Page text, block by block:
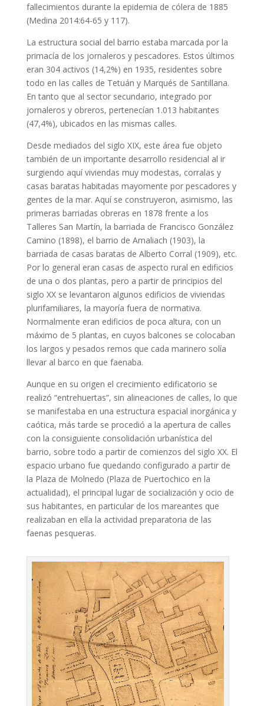
fallecimientos durante la epidemia de cólera de 1885
(Medina 2014:64-65 y 117).
La estructura social del barrio estaba marcada por la
primacía de los jornaleros y pescadores. Estos últimos
eran 304 activos (14,2%) en 1935, residentes sobre
todo en las calles de Tetuán y Marqués de Santillana.
En tanto que al sector secundario, integrado por
jornaleros y obreros, pertenecían 1.013 habitantes
(47,4%), ubicados en las mismas calles.
Desde mediados del siglo XIX, este área fue objeto
también de un importante desarrollo residencial al ir
surgiendo aquí viviendas muy modestas, corralas y
casas baratas habitadas mayomente por pescadores y
gentes de la mar. Aquí se construyeron, asimismo, las
primeras barriadas obreras en 1878 frente a los
Talleres San Martín, la barriada de Francisco González
Camino (1898), el barrio de Amaliach (1903), la
barriada de casas baratas de Alberto Corral (1909), etc.
Por lo general eran casas de aspecto rural en edificios
de una o dos plantas, pero a partir de principios del
siglo XX se levantaron algunos edificios de viviendas
plurifamiliares, la mayoría fuera de normativa.
Normalmente eran edificios de poca altura, con un
máximo de 5 plantas, en cuyos balcones se colocaban
los largos y pesados remos que cada marinero solía
llevar al barco en que faenaba.
Aunque en su origen el crecimiento edificatorio se
realizó “entrehuertas”, sin alineaciones de calles, lo que
se manifestaba en una estructura espacial inorgánica y
caótica, más tarde se procedió a la apertura de calles
con la consiguiente consolidación urbanística del
barrio, sobre todo a partir de comienzos del siglo XX. El
espacio urbano fue quedando configurado a partir de
la Plaza de Molnedo (Plaza de Puertochico en la
actualidad), el principal lugar de socialización y ocio de
sus habitantes, en particular de los mareantes que
realizaban en ella la actividad preparatoria de las
faenas pesqueras.